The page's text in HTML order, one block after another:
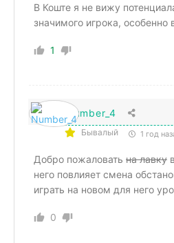
В Коште я не вижу
значимого игрока, особенно
1
Number_4
Бывалый 1 год
Добро пожаловать на лавку
него повлияет смена
играть на новом для него
0